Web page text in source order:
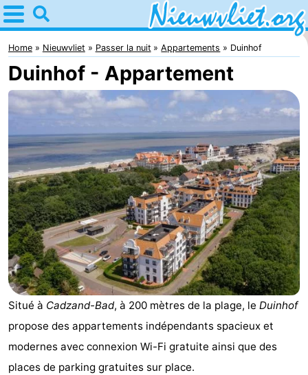
Home
Nieuwvliet
Astuces
Avec
les
enfants
Passer
la
nuit
Appartements
Campings
Chaumières
-
Bad
Meersee
-
Beach
Resort
-
De
Home Nieuwvliet Passer la nuit Appartements Duinhof
Duinhof - Appartement
Situé à Cadzand-Bad, à 200 mètres de la plage, le Duinhof
propose des appartements indépendants spacieux et
modernes avec connexion Wi-Fi gratuite ainsi que des
places de parking gratuites sur place.